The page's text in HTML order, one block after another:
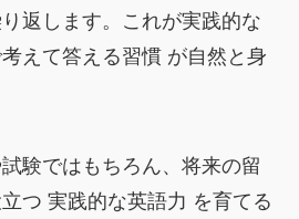
返します。これが実践的な
えて答える習慣 が自然と身
験ではもちろん、将来の留
つ 実践的な英語力 を育てる